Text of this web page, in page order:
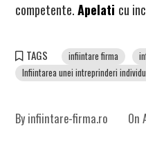
competente.Apelati cu
TAGS infiintare firma
Infiintarea unei intreprinderi
Byinfiintare-firma.ro On